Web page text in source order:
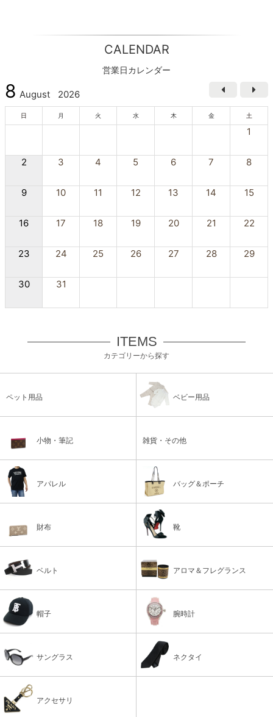
CALENDAR
営業日カレンダー
8 August 2026
日 月 火 水 木 金 土
1
2 3 4 5 6 7 8
9 10 11 12 13 14 15
16 17 18 19 20 21 22
23 24 25 26 27 28 29
30 31
ITEMS
カテゴリーから探す
ペット用品 ベビー用品
小物・筆記 雑貨・その他
アパレル バッグ＆ポーチ
財布 靴
ベルト アロマ＆フレグランス
帽子 腕時計
サングラス ネクタイ
アクセサリ